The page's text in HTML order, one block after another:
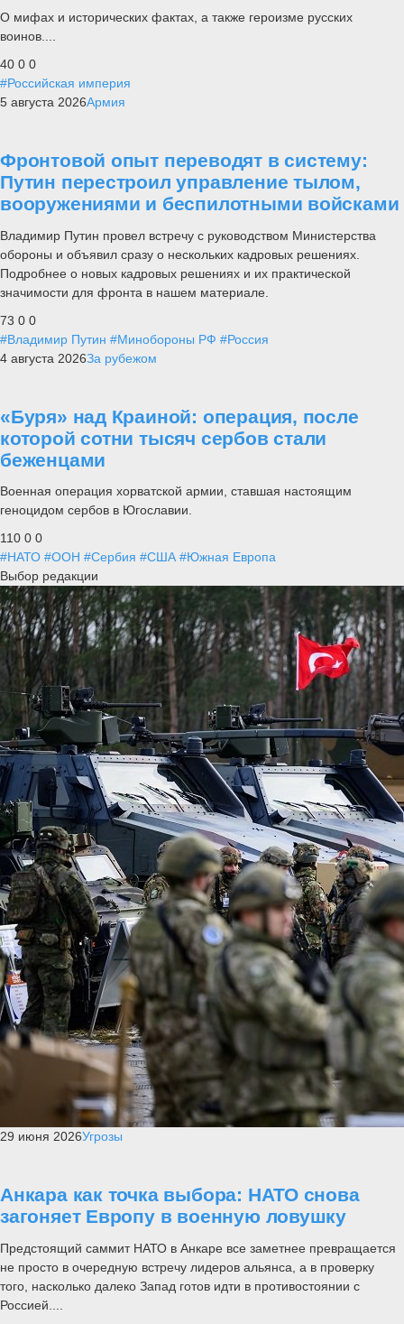
О мифах и исторических фактах, а также героизме русских
воинов....
40 0 0
#Российская империя
5 августа 2026Армия
Фронтовой опыт переводят в систему:
Путин перестроил управление тылом,
вооружениями и беспилотными войсками
Владимир Путин провел встречу с руководством Министерства
обороны и объявил сразу о нескольких кадровых решениях.
Подробнее о новых кадровых решениях и их практической
значимости для фронта в нашем материале.
73 0 0
#Владимир Путин #Минобороны РФ #Россия
4 августа 2026За рубежом
«Буря» над Краиной: операция, после
которой сотни тысяч сербов стали
беженцами
Военная операция хорватской армии, ставшая настоящим
геноцидом сербов в Югославии.
110 0 0
#НАТО #ООН #Сербия #США #Южная Европа
Выбор редакции
29 июня 2026Угрозы
Анкара как точка выбора: НАТО снова
загоняет Европу в военную ловушку
Предстоящий саммит НАТО в Анкаре все заметнее превращается
не просто в очередную встречу лидеров альянса, а в проверку
того, насколько далеко Запад готов идти в противостоянии с
Россией....